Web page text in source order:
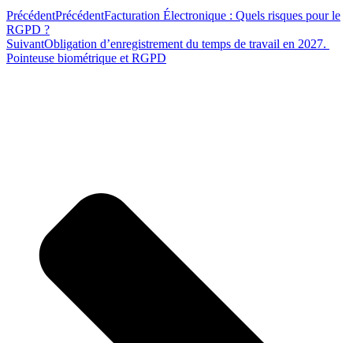
PrécédentPrécédentFacturation Électronique : Quels risques pour le
RGPD ?
SuivantObligation d’enregistrement du temps de travail en 2027.
Pointeuse biométrique et RGPD